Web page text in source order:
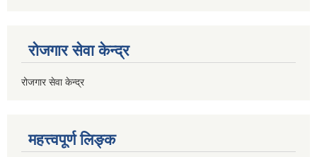
रोजगार सेवा केन्द्र
रोजगार सेवा केन्द्र
महत्त्वपूर्ण लिङ्क